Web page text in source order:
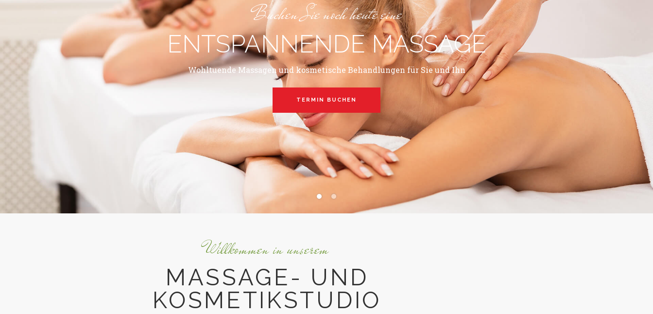
Buchen Sie noch heute eine
ENTSPANNENDE MASSAGE
Wohltuende Massagen und kosmetische Behandlungen für Sie und Ihn
TERMIN BUCHEN
Willkommen in unserem
MASSAGE- UND
KOSMETIKSTUDIO